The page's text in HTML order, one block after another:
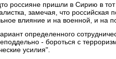
россияне пришли в Сирию в
замечая, что
влияние и на военной, и на
определенного
- бороться с
усилия".